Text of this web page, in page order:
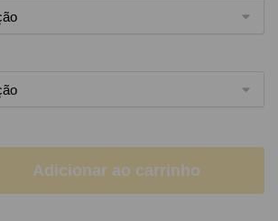
Adicionar ao carrinho